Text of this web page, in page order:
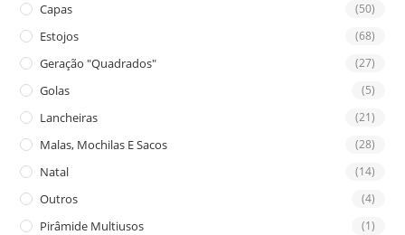
Capas (50)
Estojos (68)
Geração "Quadrados" (27)
Golas (5)
Lancheiras (21)
Malas, Mochilas E Sacos (28)
Natal (14)
Outros (4)
Pirâmide Multiusos (1)